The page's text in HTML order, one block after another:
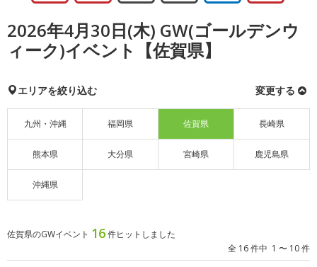
2026年4月30日(木) GW(ゴールデンウ
ィーク)イベント【佐賀県】
エリアを絞り込む 変更する
九州・沖縄 福岡県 佐賀県 長崎県
熊本県 大分県 宮崎県 鹿児島県
沖縄県
佐賀県のGWイベント 16件ヒットしました
全 16 件中 1 〜 10 件